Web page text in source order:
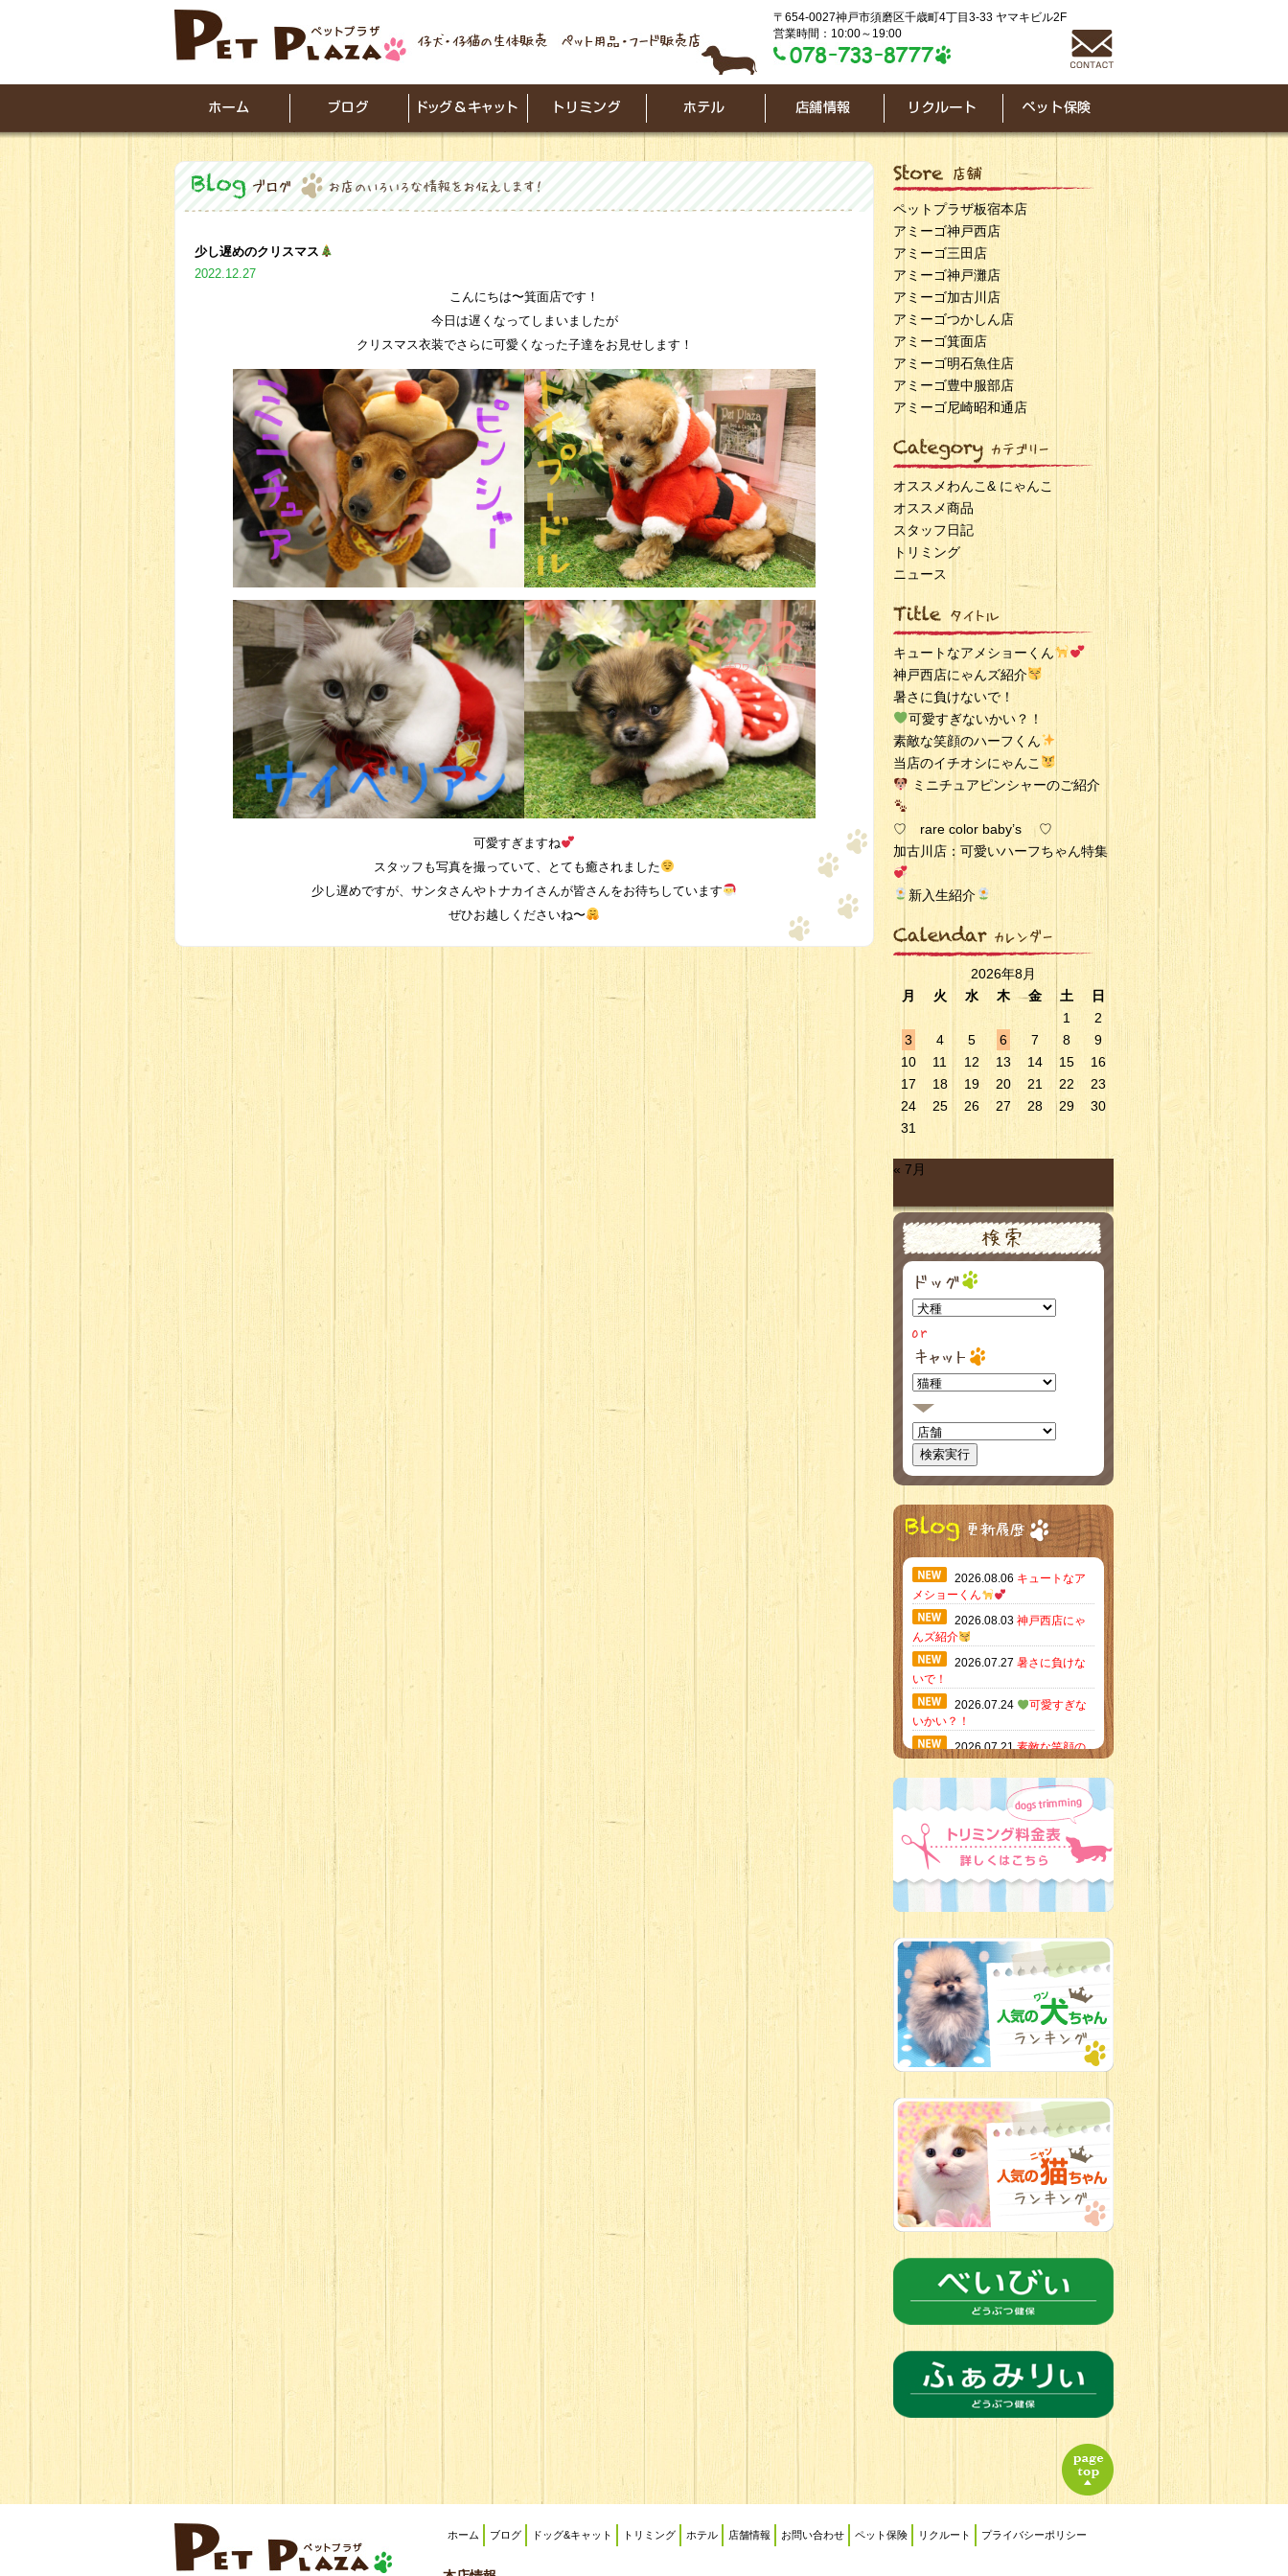
〒654-0027神戸市須磨区千歳町4丁目3-33 ヤマキビル2F
営業時間：10:00～19:00
少し遅めのクリスマス
2022.12.27
こんにちは〜箕面店です！
今日は遅くなってしまいましたが
クリスマス衣装でさらに可愛くなった子達をお見せします！
可愛すぎますね
スタッフも写真を撮っていて、とても癒されました
少し遅めですが、サンタさんやトナカイさんが皆さんをお待ちしています
ぜひお越しくださいね〜
ペットプラザ板宿本店
アミーゴ神戸西店
アミーゴ三田店
アミーゴ神戸灘店
アミーゴ加古川店
アミーゴつかしん店
アミーゴ箕面店
アミーゴ明石魚住店
アミーゴ豊中服部店
アミーゴ尼崎昭和通店
オススメわんこ& にゃんこ
オススメ商品
スタッフ日記
トリミング
ニュース
キュートなアメショーくん
神戸西店にゃんズ紹介
暑さに負けないで！
可愛すぎないかい？！
素敵な笑顔のハーフくん
当店のイチオシにゃんこ
ミニチュアピンシャーのご紹介
♡ rare color baby’s ♡
加古川店：可愛いハーフちゃん特集
新入生紹介
2026年8月
月
火 水 木 金 土
日
1
2
3
4 5 6 7 8
9
10
11 12 13 14 15
16
17
18 19 20 21 22
23
24
25 26 27 28 29
30
31
« 7月
2026.08.06 キュートなア
メショーくん
2026.08.03 神戸西店にゃ
んズ紹介
2026.07.27 暑さに負けな
いで！
2026.07.24
可愛すぎな
いかい？！
2026.07.21素敵な笑顔の
当店のイチオ
シにゃんこ
2026.07.15
ミニチュア
ピンシャーのご紹介
2026.07.09加古川店：可
2026.07.06 新入生紹介
2026.07.03
ちびっこワン
コ
2026.07.01ダラダラな猫
スタッフ
新入生
2026.06.24
人懐っこすぎ
なわんちゃんず
2026.06.21
転入生のご紹
介(*ﾉωﾉ)
ホーム ブログ ドッグ&キャット トリミング ホテル 店舗情報 お問い合わせ ペット保険 リクルート プライバシーポリシー